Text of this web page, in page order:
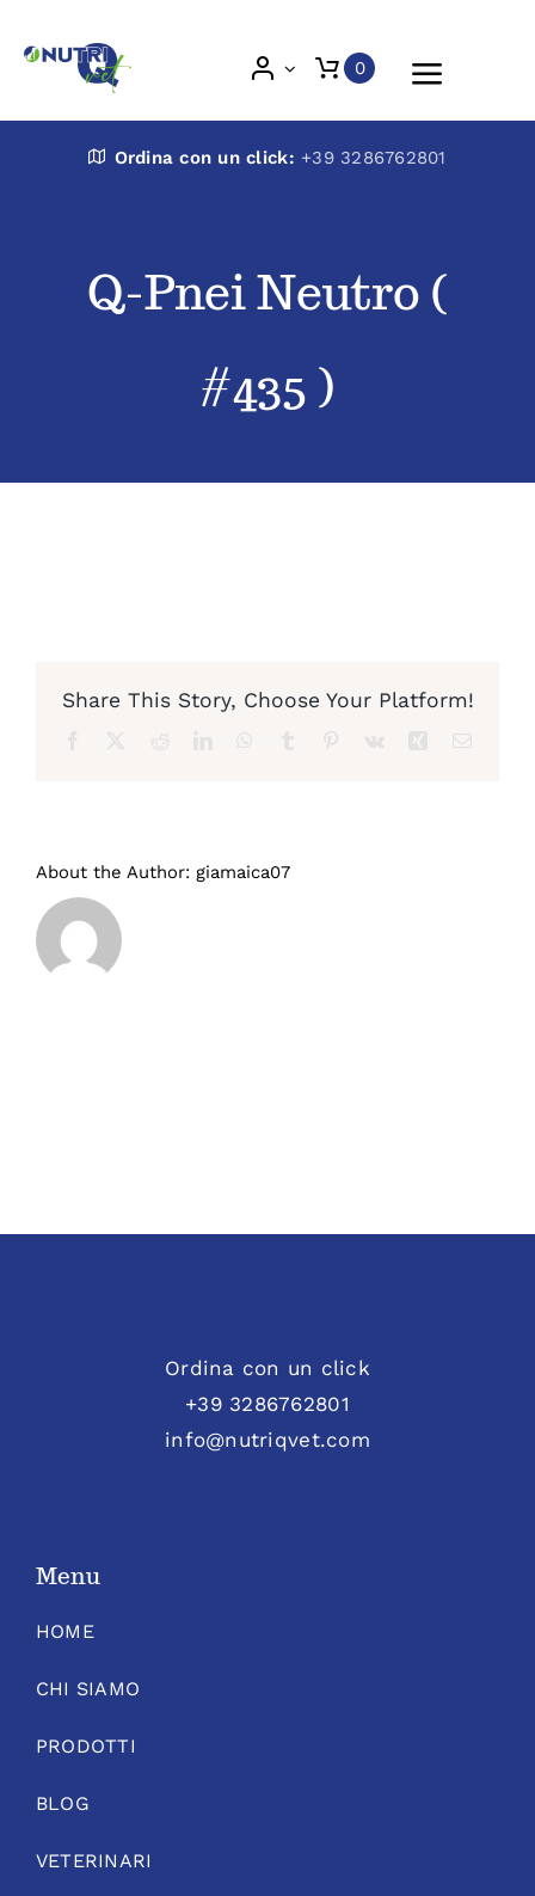
Toggle
Nutri Q Vet
Prodotti
0
Ordina con un click: +39 3286762801
Q-Pnei Neutro (
#435 )
Share This Story, Choose Your Platform!
About the Author: giamaica07
Ordina con un click
+39 3286762801
info@nutriqvet.com
Menu
HOME
CHI SIAMO
PRODOTTI
BLOG
VETERINARI